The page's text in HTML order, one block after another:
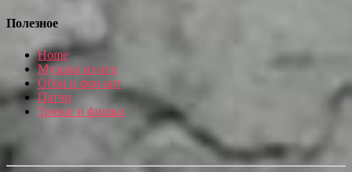
Полезное
Home
Музыка из игр
Обои и фан-арт
Патчи
Трюки и фишки